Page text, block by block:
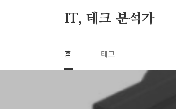
IT, 테크 분석가
홈 태그